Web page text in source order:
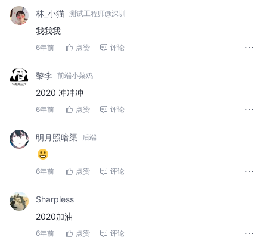
林_小猫 测试工程师@深圳
我我我
6年前 点赞 评论
黎李 前端小菜鸡
2020 冲冲冲
6年前 点赞 评论
明月照暗渠 后端
6年前 点赞 评论
Sharpless
2020加油
6年前 点赞 评论